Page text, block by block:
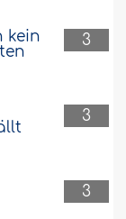
3
kein
3
3